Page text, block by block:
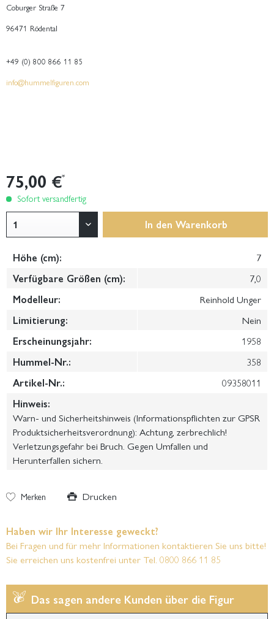
Coburger Straße 7
96471 Rödental
+49 (0) 800 866 11 85
info@hummelfiguren.com
75,00 €*
Sofort versandfertig
In den Warenkorb
Höhe (cm):
7
Verfügbare Größen (cm):
7,0
Modelleur:
Reinhold Unger
Limitierung:
Nein
Erscheinungsjahr:
1958
Hummel-Nr.:
358
Artikel-Nr.:
09358011
Hinweis:
Warn- und Sicherheitshinweis (Informationspflichten zur GPSR
Produktsicherheitsverordnung): Achtung, zerbrechlich!
Verletzungsgefahr bei Bruch. Gegen Umfallen und
Herunterfallen sichern.
Merken Drucken
Haben wir Ihr Interesse geweckt?
Bei Fragen und für mehr Informationen kontaktieren Sie uns bitte!
Sie erreichen uns kostenfrei unter Tel. 0800 866 11 85
Das sagen andere Kunden über die Figur